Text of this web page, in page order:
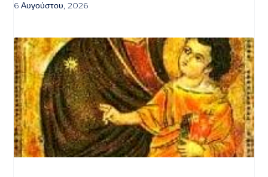
6 Αυγούστου, 2026